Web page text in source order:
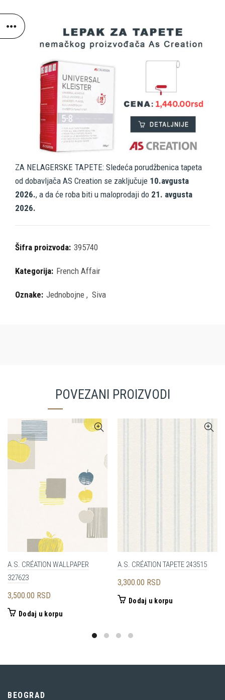
ZA NELAGERSKE TAPETE: Sledeća porudžbenica tapeta
od dobavljača AS Creation se zaključuje 10.avgusta
2026., a da će roba biti u maloprodaji do 21. avgusta
2026.
Šifra proizvoda: 395740
Kategorija: French Affair
Oznake: Jednobojne , Siva
POVEZANI PROIZVODI
A.S. CRÉATION WALLPAPER
327623
3,500.00 RSD
Dodaj u korpu
A.S. CRÉATION TAPETE 243515
3,300.00 RSD
Dodaj u korpu
BEOGRAD